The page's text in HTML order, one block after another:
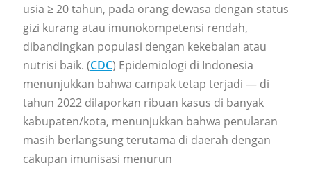
usia ≥ 20 tahun, pada orang dewasa dengan status
gizi kurang atau imunokompetensi rendah,
dibandingkan populasi dengan kekebalan atau
nutrisi baik. (CDC) Epidemiologi di Indonesia
menunjukkan bahwa campak tetap terjadi — di
tahun 2022 dilaporkan ribuan kasus di banyak
kabupaten/kota, menunjukkan bahwa penularan
masih berlangsung terutama di daerah dengan
cakupan imunisasi menurun